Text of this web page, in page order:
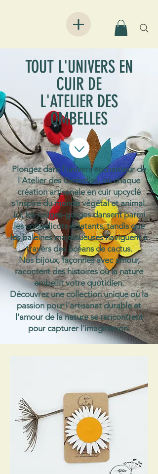
TOUT L'UNIVERS EN
CUIR DE
L'ATELIER DES
OMBELLES
Plongez dans l'univers enchanteur de
l'Atelier des Ombelles, où chaque
création artisanale en cuir upcyclé
s'inspire du monde végétal et animal.
Ici, les rouges-gorges dansent parmi
les coquelicots éclatants, tandis que
les baleines majestueuses naviguent à
travers des océans de cactus.
Nos bijoux, façonnés avec amour,
racontent des histoires où la nature
embellit votre quotidien.
Découvrez une collection unique où la
passion pour l'artisanat durable et
l'amour de la nature se rencontrent
pour capturer l'imagination.